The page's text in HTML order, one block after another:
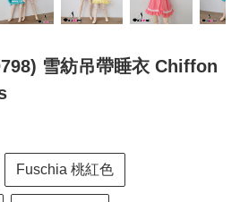
雪紡吊帶睡衣 Chiffon
Fuschia 桃紅色